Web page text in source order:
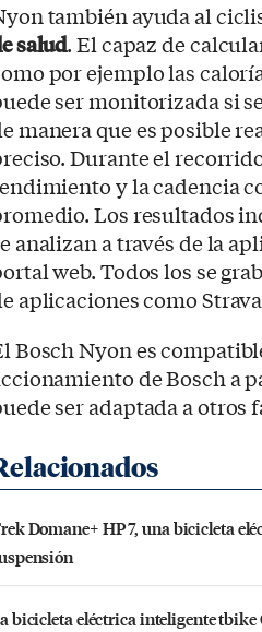
también ayuda al
salud. El capaz de
por ejemplo las
ser monitorizada si
manera que es posible
Durante el
y la cadencia
Los resultados
analizan a través de la
web. Todos los se
aplicaciones como
Bosch Nyon es
de Bosch a
ser adaptada a otros
Domane+ HP 7, una bicicleta
bicicleta eléctrica inteligente tbike